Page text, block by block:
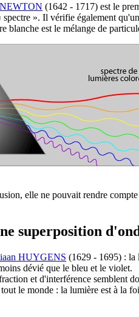
(1642 - 1717) est le
». Il vérifie également
blanche est le mélange de
elle ne pouvait rendre
superposition
HUYGENS (1629 - 1695) : la
dévié que le bleu et le violet.
et d'interférence semblent
le monde : la lumière est à la